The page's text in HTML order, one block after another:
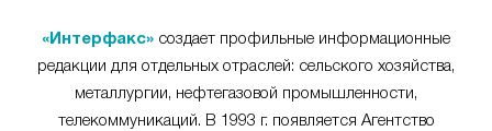
«Интерфакс» создает профильные информационные
редакции для отдельных отраслей: сельского хозяйства,
металлургии, нефтегазовой промышленности,
телекоммуникаций. В 1993 г. появляется Агентство